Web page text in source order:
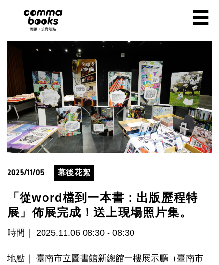
☰
2025/11/05 幕後花絮
「從word檔到一本書：出版歷程特
展」佈展完成！送上現場照片集。
時間｜ 2025.11.06 08:30 - 08:30
地點｜ 臺南市立圖書館新總館一樓展示廳（臺南市